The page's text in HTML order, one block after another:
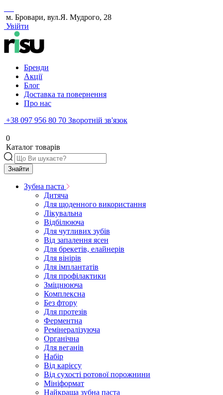
м. Бровари, вул.Я. Мудрого, 28
Увійти
Бренди
Акції
Блог
Доставка та повернення
Про нас
+38 097 956 80 70 Зворотній зв'язок
0
Каталог товарів
Знайти
Зубна паста
Дитяча
Для щоденного використання
Лікувальна
Відбілююча
Для чутливих зубів
Від запалення ясен
Для брекетів, елайнерів
Для вінірів
Для імплантатів
Для профілактики
Зміцнююча
Комплексна
Без фтору
Для протезів
Ферментна
Ремінералізуюча
Органічна
Для веганів
Набір
Від карієсу
Від сухості ротової порожнини
Мініформат
Найкраща зубна паста